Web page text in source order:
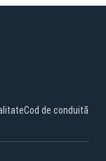
Cod de conduită